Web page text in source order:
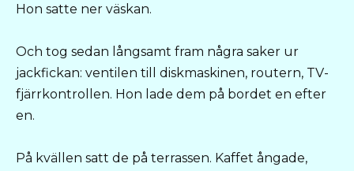
Hon satte ner väskan.
Och tog sedan långsamt fram några saker ur
jackfickan: ventilen till diskmaskinen, routern, TV-
fjärrkontrollen. Hon lade dem på bordet en efter
en.
På kvällen satt de på terrassen. Kaffet ångade,